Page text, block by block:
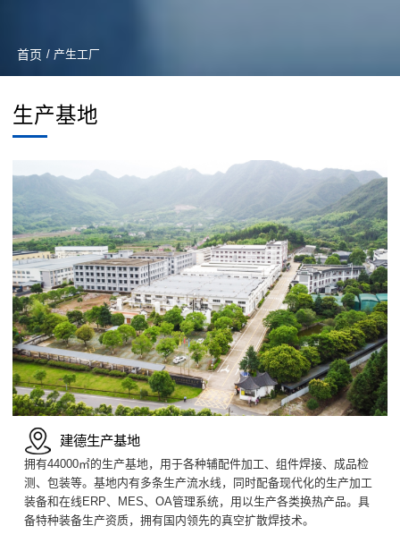
首页 / 产生工厂
生产基地
建德生产基地
拥有44000㎡的生产基地，用于各种辅配件加工、组件焊接、成品检
测、包装等。基地内有多条生产流水线，同时配备现代化的生产加工
装备和在线ERP、MES、OA管理系统，用以生产各类换热产品。具
备特种装备生产资质，拥有国内领先的真空扩散焊技术。